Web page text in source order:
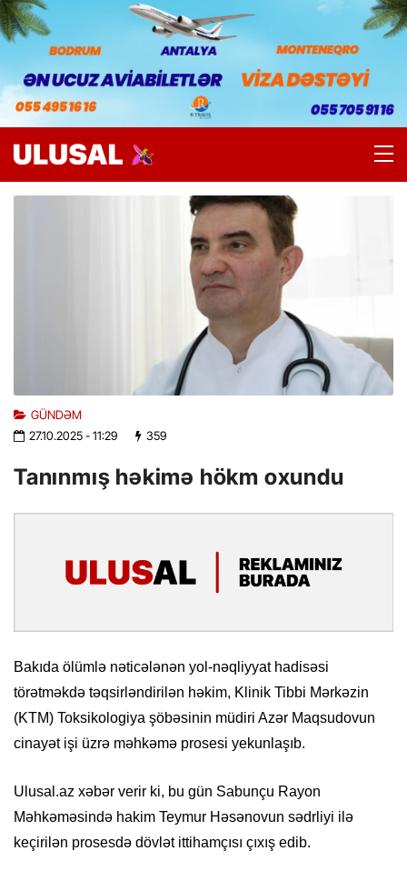
GÜNDƏM
27.10.2025- 11:29 359
Tanınmış həkimə hökm oxundu
Bakıda ölümlə nəticələnən yol-nəqliyyat hadisəsi
törətməkdə təqsirləndirilən həkim, Klinik Tibbi Mərkəzin
(KTM) Toksikologiya şöbəsinin müdiri Azər Maqsudovun
cinayət işi üzrə məhkəmə prosesi yekunlaşıb.
Ulusal.az xəbər verir ki, bu gün Sabunçu Rayon
Məhkəməsində hakim Teymur Həsənovun sədrliyi ilə
keçirilən prosesdə dövlət ittihamçısı çıxış edib.